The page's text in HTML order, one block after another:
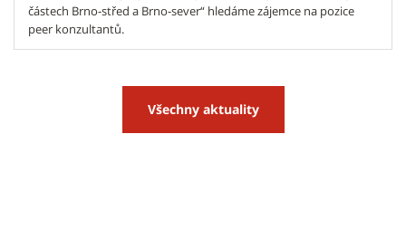
částech Brno-střed a Brno-sever“ hledáme zájemce na pozice
peer konzultantů.
Všechny aktuality